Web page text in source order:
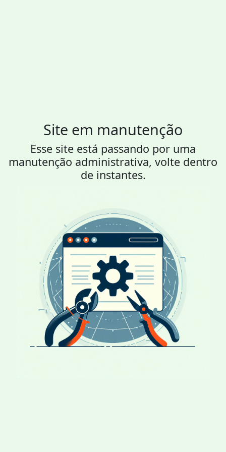
Site em manutenção
Esse site está passando por uma
manutenção administrativa, volte dentro
de instantes.